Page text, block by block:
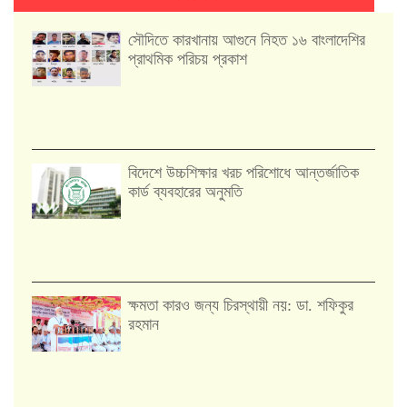
সৌদিতে কারখানায় আগুনে নিহত ১৬ বাংলাদেশির
প্রাথমিক পরিচয় প্রকাশ
বিদেশে উচ্চশিক্ষার খরচ পরিশোধে আন্তর্জাতিক
কার্ড ব্যবহারের অনুমতি
ক্ষমতা কারও জন্য চিরস্থায়ী নয়: ডা. শফিকুর
রহমান